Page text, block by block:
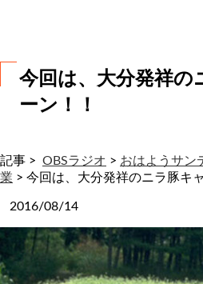
今回は、大分発祥の
ーン！！
記事 > OBSラジオ > おはようサン
業 > 今回は、大分発祥のニラ豚キ
2016/08/14